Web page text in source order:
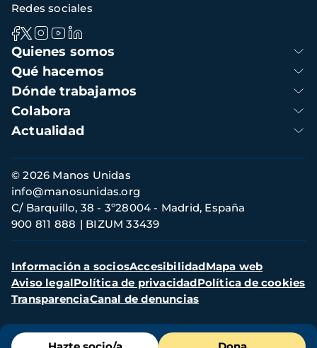
Menú
Navegación
principal
Quienes somos
Qué hacemos
Dónde trabajamos
Colabora
Actualidad
Redes sociales
Información
de
contacto
© 2026 Manos Unidas
C/ Barquillo, 38 - 3º28004 - Madrid, España
900 811 888
BIZUM 33439
info@manosunidas.org
Menú
secundario
Información a sociosAccesibilidadMapa web
Aviso legalPolítica de privacidadPolítica de cookies
TransparenciaCanal de denuncias